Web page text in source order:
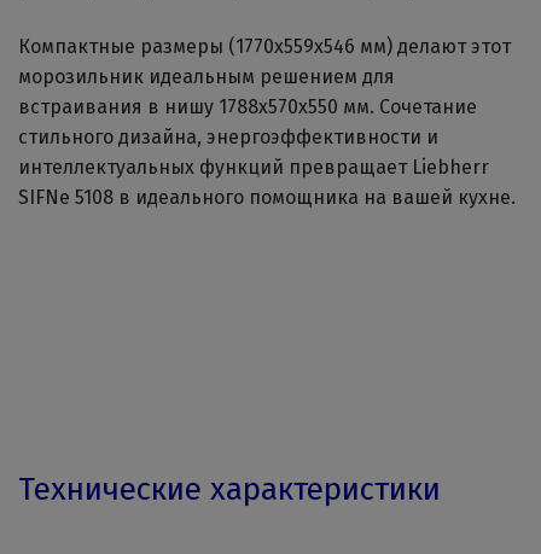
Компактные размеры (1770x559x546 мм) делают этот
морозильник идеальным решением для
встраивания в нишу 1788x570x550 мм. Сочетание
стильного дизайна, энергоэффективности и
интеллектуальных функций превращает Liebherr
SIFNe 5108 в идеального помощника на вашей кухне.
Технические характеристики